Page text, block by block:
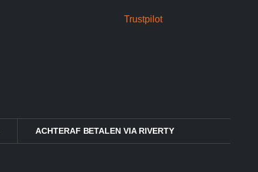
Trustpilot
ACHTERAF BETALEN VIA RIVERTY